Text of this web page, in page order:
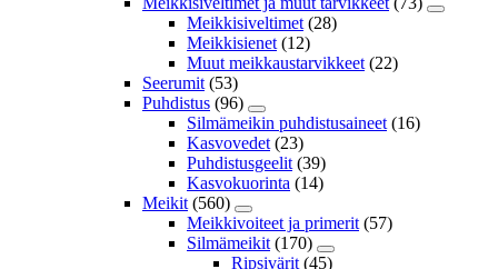
Meikkisiveltimet (28)
Meikkisienet (12)
Muut meikkaustarvikkeet (22)
Seerumit (53)
Puhdistus (96)
Silmämeikin puhdistusaineet (16)
Kasvovedet (23)
Puhdistusgeelit (39)
Kasvokuorinta (14)
Meikit (560)
Meikkivoiteet ja primerit (57)
Silmämeikit (170)
Ripsivärit (45)